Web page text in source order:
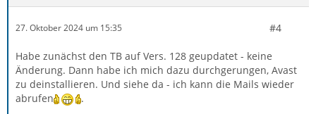
27. Oktober 2024 um 15:35 #4
Habe zunächst den TB auf Vers. 128 geupdatet - keine
Änderung. Dann habe ich mich dazu durchgerungen, Avast
zu deinstallieren. Und siehe da - ich kann die Mails wieder
abrufen
.